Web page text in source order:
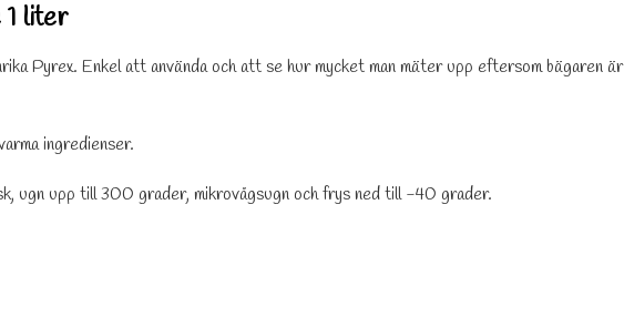
1 liter
Pyrex. Enkel att använda och att se hur mycket man mäter upp eftersom bägaren är
ingredienser.
ugn upp till 300 grader, mikrovågsugn och frys ned till -40 grader.